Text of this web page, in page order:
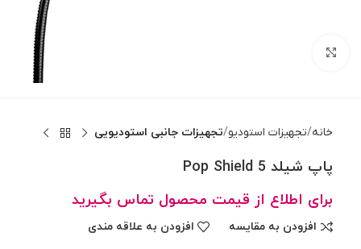
خانه تجهیزات استودیو تجهیزات جانبی استودیویی
پاپ شیلد Pop Shield 5
برای اطلاع از قیمت محصول تماس بگیرید
افزودن به مقایسه افزودن به علاقه مندی